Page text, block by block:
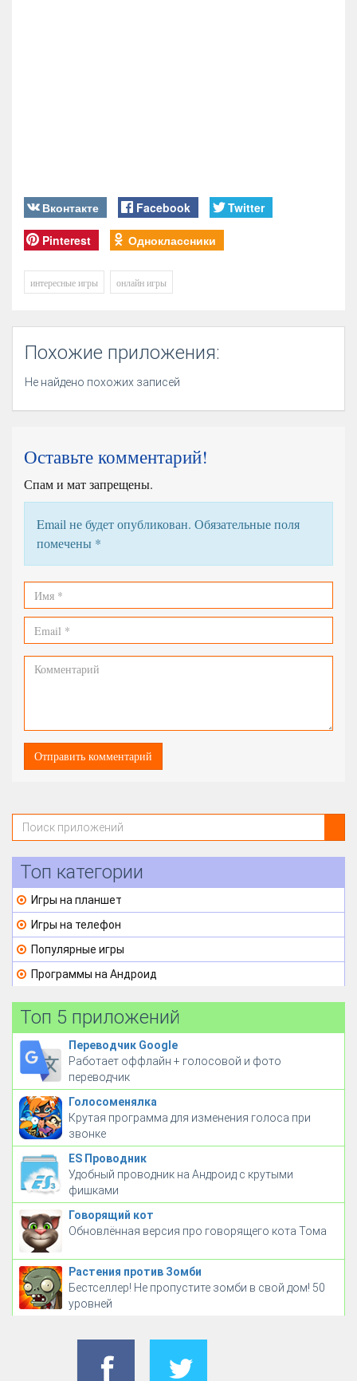
Вконтакте Facebook Twitter
Pinterest Одноклассники
интересные игры онлайн игры
Похожие приложения:
Не найдено похожих записей
Оставьте комментарий!
Спам и мат запрещены.
Email не будет опубликован. Обязательные поля
помечены *
Топ категории
Игры на планшет
Игры на телефон
Популярные игры
Программы на Андроид
Топ 5 приложений
Переводчик Google
Работает оффлайн + голосовой и фото
переводчик
Голосоменялка
Крутая программа для изменения голоса при
звонке
ES Проводник
Удобный проводник на Андроид с крутыми
фишками
Говорящий кот
Обновлённая версия про говорящего кота Тома
Растения против Зомби
Бестселлер! Не пропустите зомби в свой дом! 50
уровней